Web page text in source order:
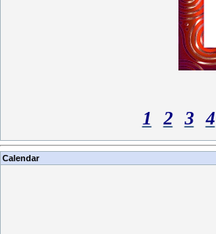
1
2 3 4
Calendar